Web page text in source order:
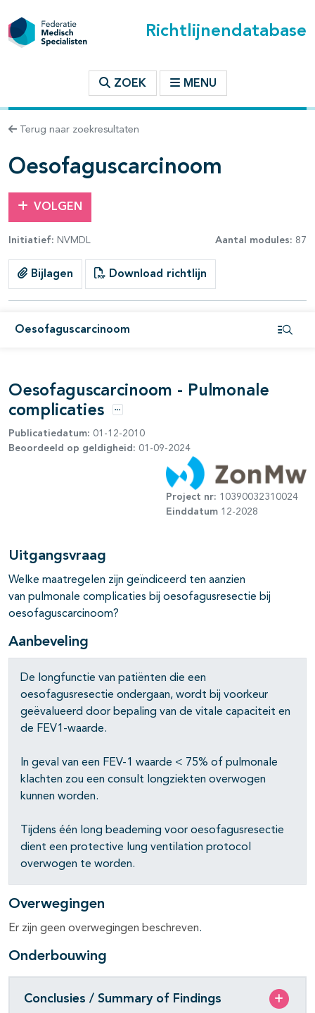
Richtlijnendatabase
ZOEK MENU
Terug naar zoekresultaten
Oesofaguscarcinoom
VOLGEN
Initiatief: NVMDL Aantal modules: 87
Bijlagen Download richtlijn
Oesofaguscarcinoom
binnen deze richtlijn
open- en dichtklappen
open- en dichtklappen
open- en dichtklappen
open- en dichtklappen
open- en dichtklappen
open- en dichtklappen
open- en dichtklappen
Oesofaguscarcinoom - Pulmonale
complicaties
Opties
Publicatiedatum: 01-12-2010
Beoordeeld op geldigheid: 01-09-2024
Project nr: 10390032310024
Einddatum 12-2028
Uitgangsvraag
Welke maatregelen zijn geïndiceerd ten aanzien
van pulmonale complicaties bij oesofagusresectie bij
oesofaguscarcinoom?
Aanbeveling
De longfunctie van patiënten die een
oesofagusresectie ondergaan, wordt bij voorkeur
geëvalueerd door bepaling van de vitale capaciteit en
de FEV1-waarde.
In geval van een FEV-1 waarde < 75% of pulmonale
klachten zou een consult longziekten overwogen
kunnen worden.
Tijdens één long beademing voor oesofagusresectie
dient een protective lung ventilation protocol
overwogen te worden.
Overwegingen
Er zijn geen overwegingen beschreven.
Onderbouwing
Conclusies / Summary of Findings